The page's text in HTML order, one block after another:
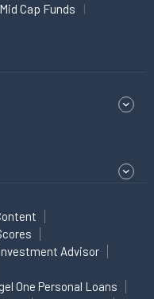
Mid Cap Funds
Advisor
One Personal Loans